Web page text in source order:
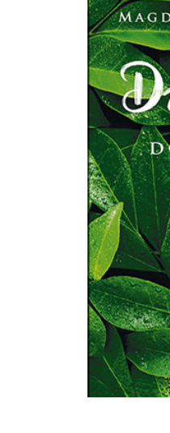
społecznych.